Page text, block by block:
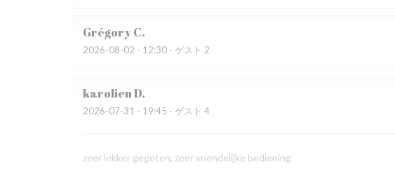
GrégoryC
2026-08-02 - 12:30 - ゲスト 2
karolienD
2026-07-31 - 19:45 - ゲスト 4
zeer lekker gegeten, zeer vriendelijke bediening